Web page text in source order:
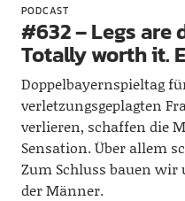
PODCAST
#632 – Legs are
Totally worth it.
Doppelbayernspieltag
verletzungsgeplagten
verlieren, schaffen die
Sensation. Über allem
Zum Schluss bauen wir
der Männer.